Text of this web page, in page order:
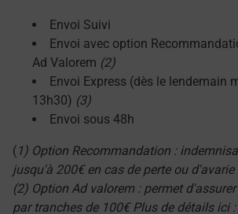
Envoi Suivi
Envoi avec option
Ad Valorem (2)
Envoi Express (dès le lendemain
13h30) (3)
Envoi sous 48h
( 1) Option Recommandation :
jusqu'à 200€ en cas de perte ou d'avarie
(2) Option Ad valorem : permet
par tranches de 100€ Plus de détails ici :